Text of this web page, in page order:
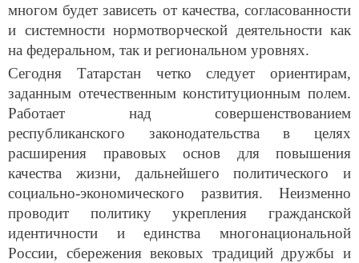
многом будет зависеть от качества, согласованности
и системности нормотворческой деятельности как
на федеральном, так и региональном уровнях.
Сегодня Татарстан четко следует ориентирам,
заданным отечественным конституционным полем.
Работает над совершенствованием
республиканского законодательства в целях
расширения правовых основ для повышения
качества жизни, дальнейшего политического и
социально-экономического развития. Неизменно
проводит политику укрепления гражданской
идентичности и единства многонациональной
России, сбережения вековых традиций дружбы и